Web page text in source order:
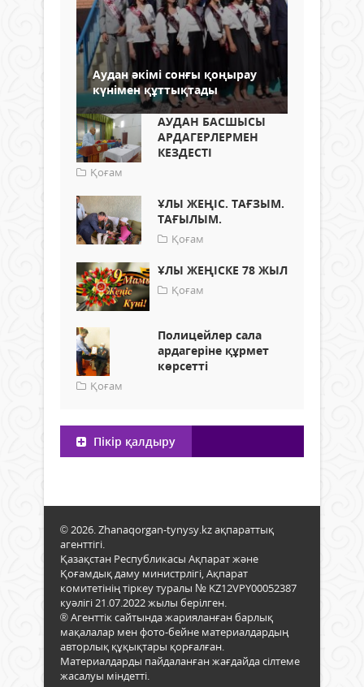
Аудан әкімі сонғы қоңырау
күнімен құттықтады
АУДАН БАСШЫСЫ
АРДАГЕРЛЕРМЕН
КЕЗДЕСТІ
Қоғам
ҰЛЫ ЖЕҢІС. ТАҒЗЫМ.
ТАҒЫЛЫМ.
Қоғам
ҰЛЫ ЖЕҢІСКЕ 78 ЖЫЛ
Қоғам
Полицейлер сала
ардагеріне құрмет
көрсетті
Қоғам
Пікір қалдыру
© 2026. Zhanaqorgan-tynysy.kz ақпараттық
агенттігі.
Қазақстан Республикасы Ақпарат және
Қоғамдық даму министрлігі, Ақпарат
комитетінің тіркеу туралы № KZ12VPY00052387
куәлігі 21.07.2022 жылы берілген.
® Агенттік сайтында жарияланған барлық
мақалалар мен фото-бейне материалдардың
авторлық құқықтары қорғалған.
Материалдарды пайдаланған жағдайда сілтеме
жасалуы міндетті.